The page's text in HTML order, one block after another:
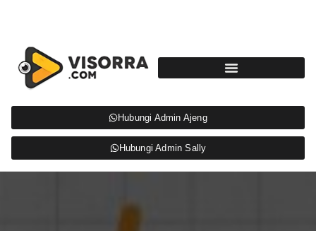
Hubungi Admin Ajeng
Hubungi Admin Sally